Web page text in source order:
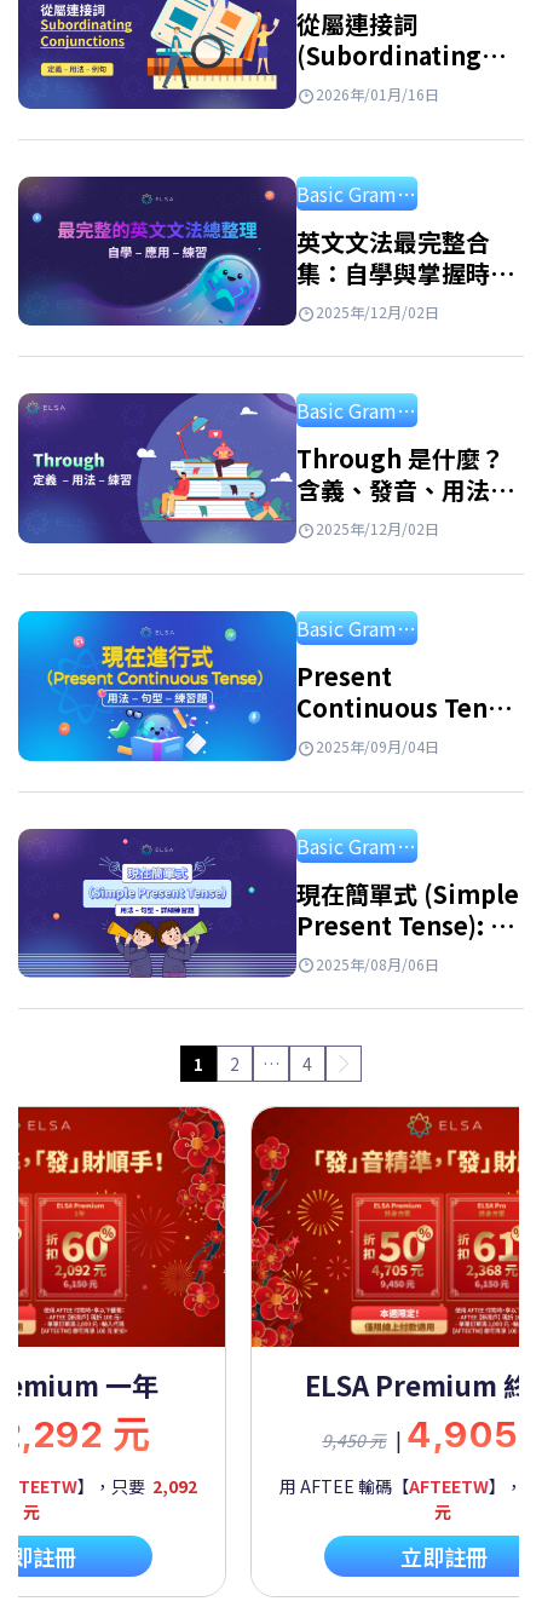
從屬連接詞
(Subordinating
Conjunctions): 最
理與詳細用法說明
2026年/01月/16日
Basic Grammar
英文文法最完整合
集：自學與掌握時態
的指南
2025年/12月/02日
Basic Grammar
Through 是什麼？
含義、發音、用法、
例句與常用片語
2025年/12月/02日
Basic Grammar
Present
Continuous Tense
(現在進行式): 用法、
2025年/09月/04日
Basic Grammar
現在簡單式 (Simple
Present Tense): 定
義、用法、句型與練
2025年/08月/06日
1 2 … 4
一年
2,292 元
】，只要 2,092
元
即註冊
ELSA Premium 終
9,450 元 | 4,905
用 AFTEE 輸碼【AFTEETW】，
元
立即註冊